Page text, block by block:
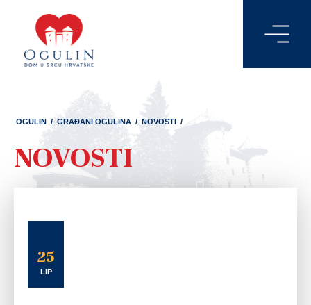
OGULIN / GRAĐANI OGULINA / NOVOSTI /
NOVOSTI
25
LIP